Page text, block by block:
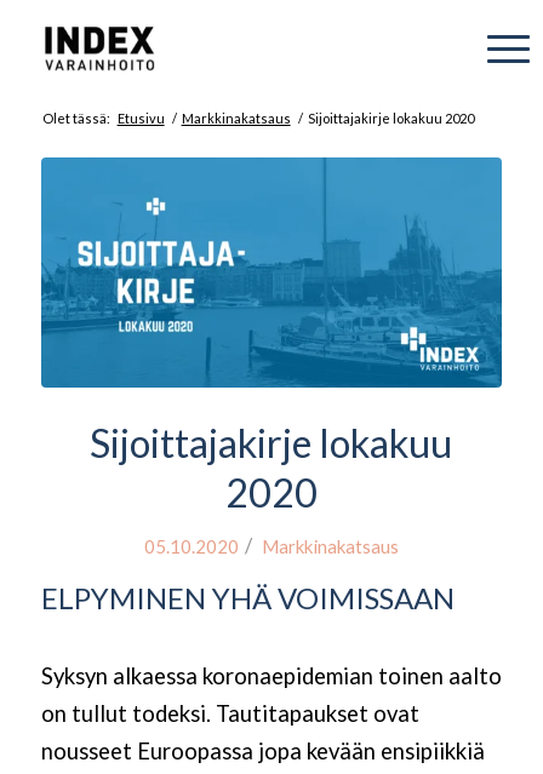
Olet tässä: Etusivu / Markkinakatsaus / Sijoittajakirje lokakuu 2020
Sijoittajakirje lokakuu
2020
05.10.2020 / Markkinakatsaus
ELPYMINEN YHÄ VOIMISSAAN
Syksyn alkaessa koronaepidemian toinen aalto
on tullut todeksi. Tautitapaukset ovat
nousseet Euroopassa jopa kevään ensipiikkiä